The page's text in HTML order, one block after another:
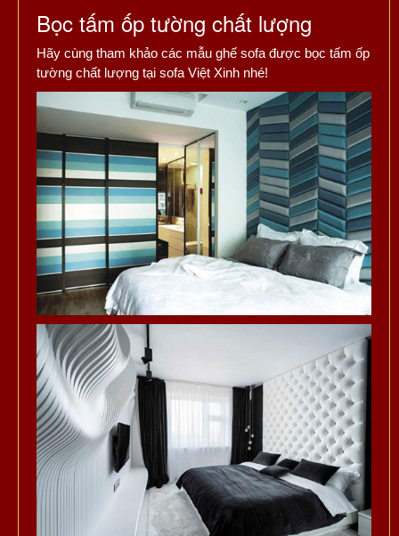
Bọc tấm ốp tường chất lượng
Hãy cùng tham khảo các mẫu ghế sofa được bọc tấm ốp
tường chất lượng tại sofa Việt Xinh nhé!